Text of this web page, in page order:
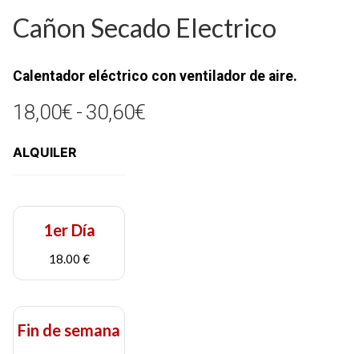
Cañon Secado Electrico
Calentador eléctrico con ventilador de aire.
18,00€ - 30,60€
ALQUILER
1er Día
18.00 €
Fin de semana